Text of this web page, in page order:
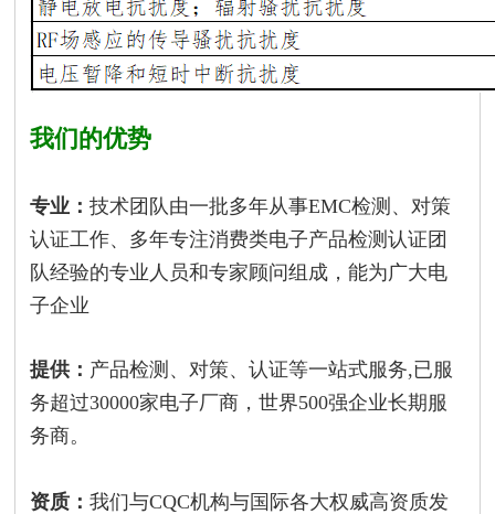
我们的优势
专业：技术团队由一批多年从事EMC检测、对策
认证工作、多年专注消费类电子产品检测认证团
队经验的专业人员和专家顾问组成，能为广大电
子企业
提供： 产品检测、对策、认证等一站式服务,已服
务超过30000家电子厂商，世界500强企业长期服
务商。
资质：我们与CQC机构与国际各大权威高资质发